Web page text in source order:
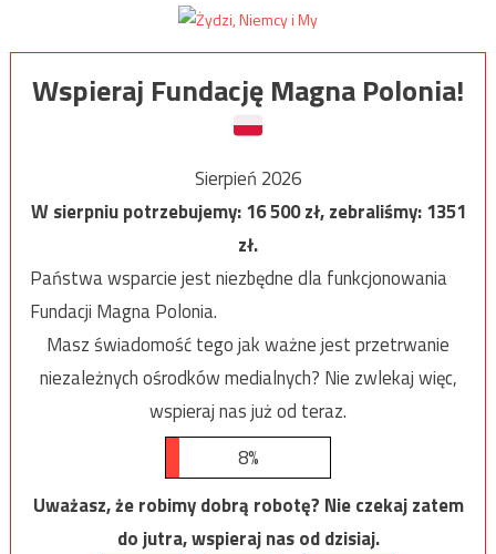
Wspieraj Fundację Magna Polonia!
Sierpień 2026
W sierpniu potrzebujemy:16 500zł, zebraliśmy:1351
zł.
Państwa wsparcie jest niezbędne dla funkcjonowania
Fundacji Magna Polonia.
Masz świadomość tego jak ważne jest przetrwanie
niezależnych ośrodków medialnych? Nie zwlekaj więc,
wspieraj nas już od teraz.
8%
Uważasz, że robimy dobrą robotę? Nie czekaj zatem
do jutra, wspieraj nas od dzisiaj.